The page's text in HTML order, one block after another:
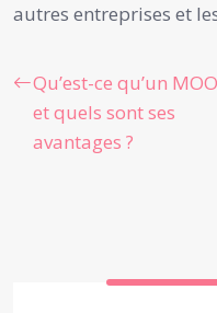
autres entreprises et
Qu’est-ce qu’un
et quels sont ses
avantages ?